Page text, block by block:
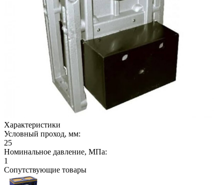
Характеристики
Условный проход, мм:
25
Номинальное давление, МПа:
1
Сопутствующие товары